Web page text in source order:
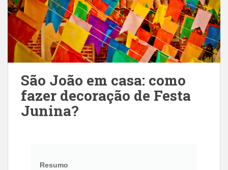
São João em casa: como
fazer decoração de Festa
Junina?
Resumo